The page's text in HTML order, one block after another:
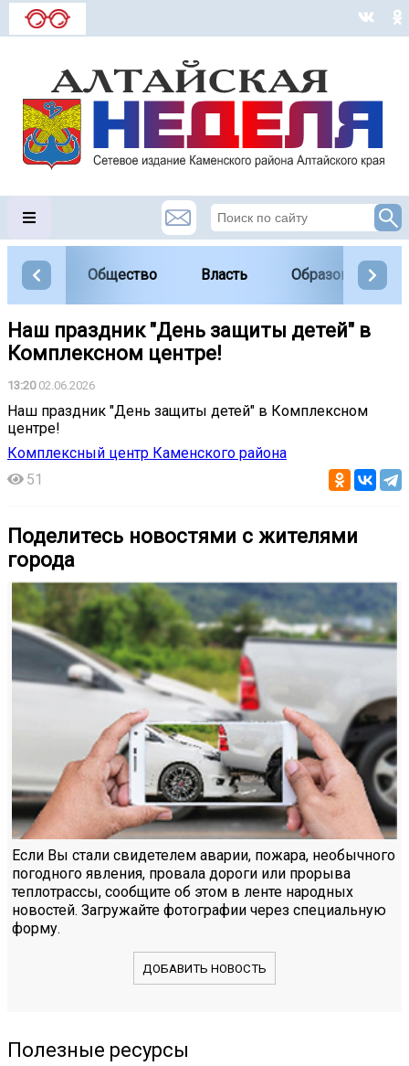
Общество Власть Образование
Наш праздник "День защиты детей" в
Комплексном центре!
13:2002.06.2026
Наш праздник "День защиты детей" в Комплексном
центре!
Комплексный центр Каменского района
51
Поделитесь новостями с жителями
города
Если Вы стали свидетелем аварии, пожара, необычного
погодного явления, провала дороги или прорыва
теплотрассы, сообщите об этом в ленте народных
новостей. Загружайте фотографии через специальную
форму.
ДОБАВИТЬ НОВОСТЬ
Полезные ресурсы